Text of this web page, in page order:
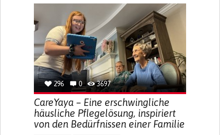
296 0 3697
CareYaya – Eine erschwingliche
häusliche Pflegelösung, inspiriert
von den Bedürfnissen einer Familie